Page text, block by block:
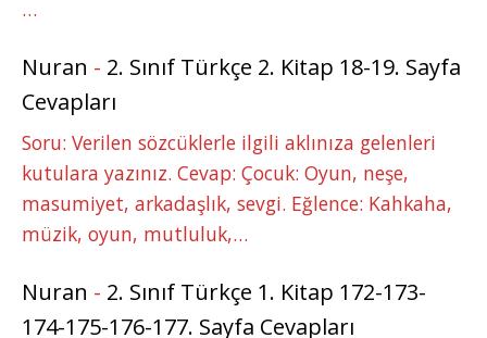
…
Nuran - 2. Sınıf Türkçe 2. Kitap 18-19. Sayfa
Cevapları
Soru: Verilen sözcüklerle ilgili aklınıza gelenleri
kutulara yazınız. Cevap: Çocuk: Oyun, neşe,
masumiyet, arkadaşlık, sevgi. Eğlence: Kahkaha,
müzik, oyun, mutluluk,…
Nuran - 2. Sınıf Türkçe 1. Kitap 172-173-
174-175-176-177. Sayfa Cevapları